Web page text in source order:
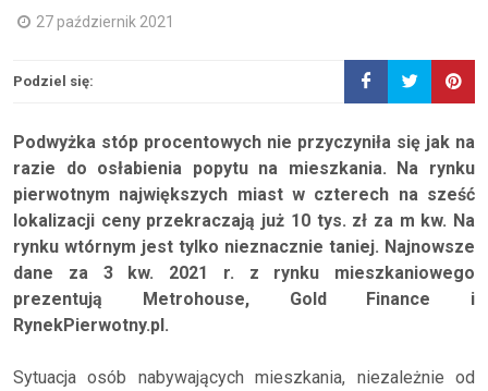
27 październik 2021
Podziel się:
Podwyżka stóp procentowych nie przyczyniła się jak na
razie do osłabienia popytu na mieszkania. Na rynku
pierwotnym największych miast w czterech na sześć
lokalizacji ceny przekraczają już 10 tys. zł za m kw. Na
rynku wtórnym jest tylko nieznacznie taniej. Najnowsze
dane za 3 kw. 2021 r. z rynku mieszkaniowego
prezentują Metrohouse, Gold Finance i
RynekPierwotny.pl.
Sytuacja osób nabywających mieszkania, niezależnie od